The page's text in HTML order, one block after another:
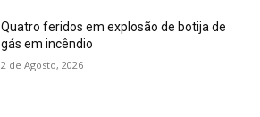
Quatro feridos em explosão de botija de
gás em incêndio
2 de Agosto, 2026